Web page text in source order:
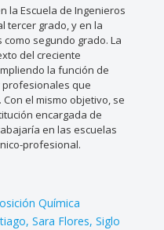
la Escuela de Ingenieros
tercer grado, y en la
segundo grado. La
del creciente
la función de
que
el mismo objetivo, se
encargada de
en las escuelas
profesional.
Química
Sara Flores Siglo